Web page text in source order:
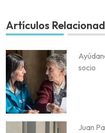
Artículos
socio
Juan